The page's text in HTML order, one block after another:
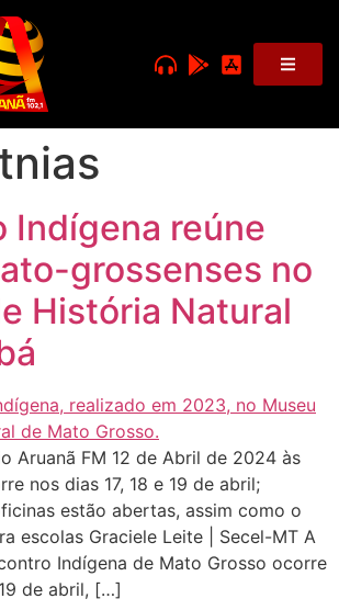
Indígena reúne
grossenses no
História Natural
Aruanã FM 12 de Abril de 2024 às
nos dias 17, 18 e 19 de abril;
estão abertas, assim como o
escolas Graciele Leite | Secel-MT A
Indígena de Mato Grosso ocorre
de abril, […]